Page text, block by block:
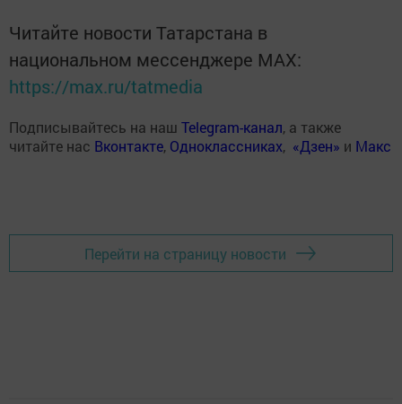
Читайте новости Татарстана в
национальном мессенджере MАХ:
https://max.ru/tatmedia
Подписывайтесь на наш Telegram-канал, а также
читайте нас Вконтакте, Одноклассниках, «Дзен» и Макс
Перейти на страницу новости